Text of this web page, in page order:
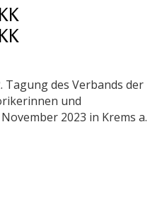
Tagung des Verbands der
und
2023 in Krems a.